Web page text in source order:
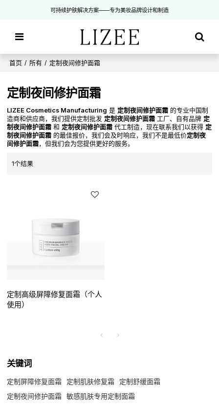
可持续护肤解决方案——专为美妆品牌设计和制造
首页 / 所有 / 定制夜间修护面霜
定制夜间修护面霜
LIZEE Cosmetics Manufacturing 是 定制夜间修护面霜 的专业中国制
造商和供应商，我们提供定制批发 定制夜间修护面霜 工厂、自有品牌 定
制夜间修护面霜 和 定制夜间修护面霜 代工制造，现在联系我们以获得 定
制夜间修护面霜 的最佳报价，我们会及时响应，我们不是最低价定制夜
间修护面霜，但我们会为您提供更好的服务。
1个结果
定制高级屏障修复面霜（个人
使用）
关键词
定制屏障修复面霜 定制肌肤修复霜
定制舒缓面霜
定制夜间修护面霜
敏感肌肤专用定制面霜